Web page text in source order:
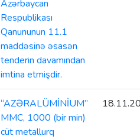
Azərbaycan
Respublikası
Qanununun 11.1
maddəsinə əsasən
tenderin davamından
imtina etmişdir.
“AZƏRALÜMİNİUM”
MMC, 1000 (bir min)
cüt metallurq